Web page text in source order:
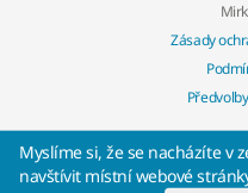
Zásady
Myslíme si, že se nacházíte v
navštívit místní webové